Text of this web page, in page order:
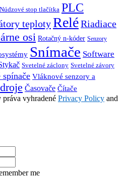
Núdzové stop tlačítka PLC
teplotyReléRiadiace
osi Rotačný n-kóder Senzory
Snímače Software
Svetelné záclony Svetelné závory
Vláknové senzory a
Časovače Čítače
vyhradené Privacy Policy and
me